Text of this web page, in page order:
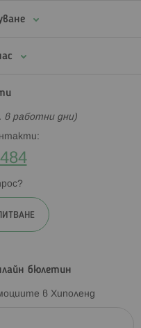
в работни дни)
бюлетин
в Хиполенд